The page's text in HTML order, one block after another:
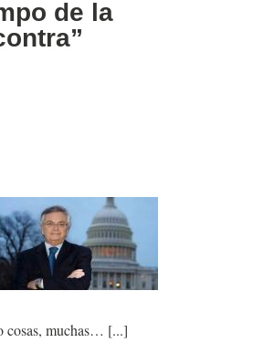
de la
cosas, muchas…